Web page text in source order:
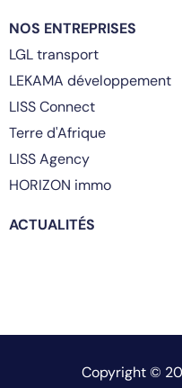
NOS ENTREPRISES
LGL transport
LEKAMA développement
LISS Connect
Terre d'Afrique
LISS Agency
HORIZON immo
ACTUALITÉS
Copyright ©